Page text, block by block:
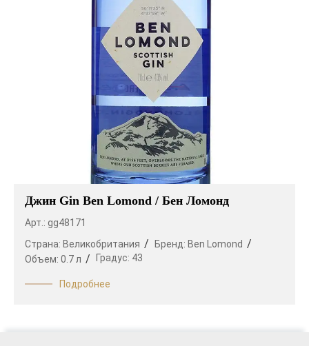
Испанские вина
Джин Gin Ben Lomond / Бен Ломонд
Арт.: gg48171
Страна: Великобритания Бренд: Ben Lomond
Объем: 0.7 л Градус: 43
Подробнее